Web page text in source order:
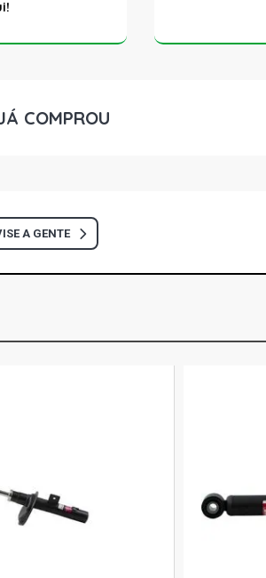
SAVEIRO G3 SUMMER PICKUP 1.8 8V AP
2009)
COMPROU
A GENTE